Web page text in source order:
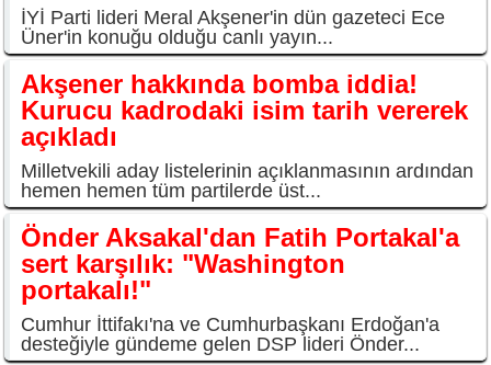
İYİ Parti lideri Meral Akşener'in dün gazeteci Ece
Üner'in konuğu olduğu canlı yayın...
Akşener hakkında bomba iddia!
Kurucu kadrodaki isim tarih vererek
açıkladı
Milletvekili aday listelerinin açıklanmasının ardından
hemen hemen tüm partilerde üst...
Önder Aksakal'dan Fatih Portakal'a
sert karşılık: "Washington
portakalı!"
Cumhur İttifakı'na ve Cumhurbaşkanı Erdoğan'a
desteğiyle gündeme gelen DSP lideri Önder...